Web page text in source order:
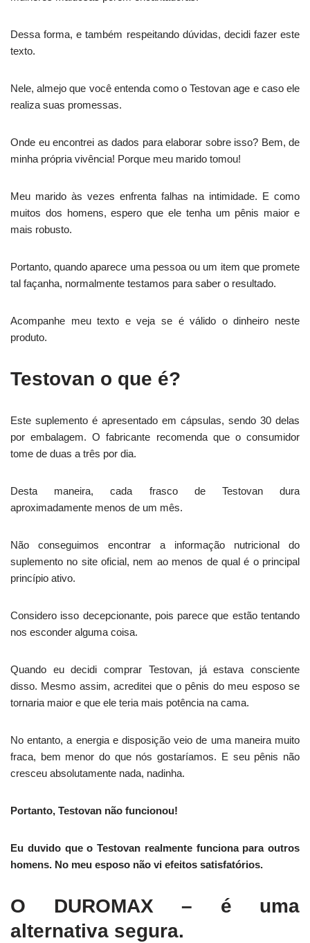
Dessa forma, e também respeitando dúvidas, decidi fazer este
texto.
Nele, almejo que você entenda como o Testovan age e caso ele
realiza suas promessas.
Onde eu encontrei as dados para elaborar sobre isso? Bem, de
minha própria vivência! Porque meu marido tomou!
Meu marido às vezes enfrenta falhas na intimidade. E como
muitos dos homens, espero que ele tenha um pênis maior e
mais robusto.
Portanto, quando aparece uma pessoa ou um item que promete
tal façanha, normalmente testamos para saber o resultado.
Acompanhe meu texto e veja se é válido o dinheiro neste
produto.
Testovan o que é?
Este suplemento é apresentado em cápsulas, sendo 30 delas
por embalagem. O fabricante recomenda que o consumidor
tome de duas a três por dia.
Desta maneira, cada frasco de Testovan dura
aproximadamente menos de um mês.
Não conseguimos encontrar a informação nutricional do
suplemento no site oficial, nem ao menos de qual é o principal
princípio ativo.
Considero isso decepcionante, pois parece que estão tentando
nos esconder alguma coisa.
Quando eu decidi comprar Testovan, já estava consciente
disso. Mesmo assim, acreditei que o pênis do meu esposo se
tornaria maior e que ele teria mais potência na cama.
No entanto, a energia e disposição veio de uma maneira muito
fraca, bem menor do que nós gostaríamos. E seu pênis não
cresceu absolutamente nada, nadinha.
Portanto, Testovan não funcionou!
Eu duvido que o Testovan realmente funciona para outros
homens. No meu esposo não vi efeitos satisfatórios.
O DUROMAX – é uma
alternativa segura.